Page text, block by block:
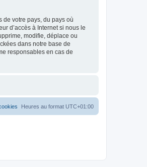
de votre pays, du pays où
d’accès à Internet si nous le
modifie, déplace ou
dans notre base de
responsables en cas de
Heures au format UTC+01:00